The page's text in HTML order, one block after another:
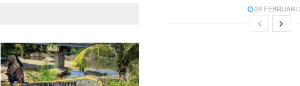
24 FEBRUARI